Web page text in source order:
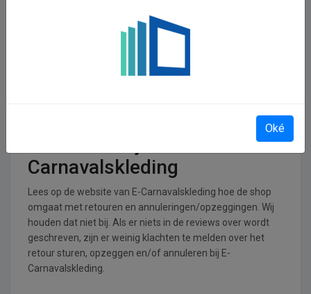
Carnavalskleding
E-Carnavalskleding is actief in de Kleding, Tassen,
Carnavalskleding
Lees op de website van E-Carnavalskleding hoe de shop
omgaat met retouren en annuleringen/opzeggingen. Wij
houden dat niet bij. Als er niets in de reviews over wordt
geschreven, zijn er weinig klachten te melden over het
retour sturen, opzeggen en/of annuleren bij E-
Carnavalskleding.
Oké